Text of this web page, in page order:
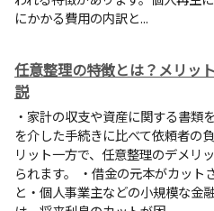
にかかる費用の内訳と...
任意整理の特徴とは？メリッ
説
・家計の収支や資産に関する書類
を介した手続きに比べて依頼者の
リット一方で、任意整理のデメリ
られます。 ・借金の元本がカット
と・個人事業主などの小規模な金